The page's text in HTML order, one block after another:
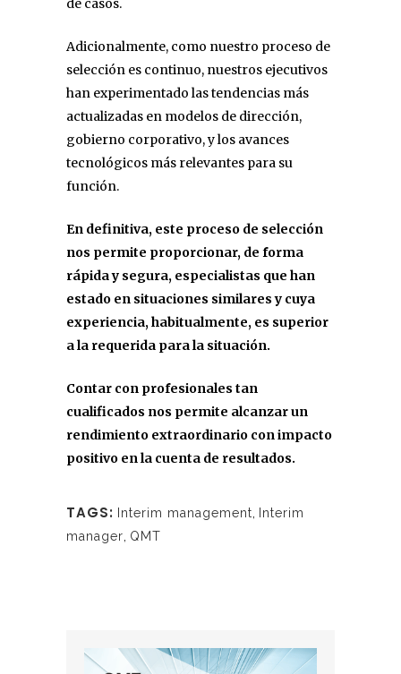
de casos.
Adicionalmente, como nuestro proceso de
selección es continuo, nuestros ejecutivos
han experimentado las tendencias más
actualizadas en modelos de dirección,
gobierno corporativo, y los avances
tecnológicos más relevantes para su
función.
En definitiva, este proceso de selección
nos permite proporcionar, de forma
rápida y segura, especialistas que han
estado en situaciones similares y cuya
experiencia, habitualmente, es superior
a la requerida para la situación.
Contar con profesionales tan
cualificados nos permite alcanzar un
rendimiento extraordinario con impacto
positivo en la cuenta de resultados.
TAGS: Interim management
Interim
manager QMT